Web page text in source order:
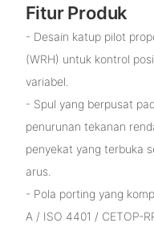
Fitur Produk
- Desain katup pilot
(WRH) untuk kontrol
variabel.
- Spul yang berpusat
penurunan tekanan
penyekat yang terbuka
arus.
- Pola porting yang
A / ISO 4401 / CETOP-